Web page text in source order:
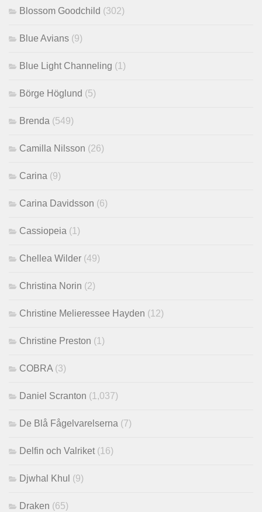
Blossom Goodchild (302)
Blue Avians (9)
Blue Light Channeling (1)
Börge Höglund (5)
Brenda (549)
Camilla Nilsson (26)
Carina (9)
Carina Davidsson (6)
Cassiopeia (1)
Chellea Wilder (49)
Christina Norin (2)
Christine Melieressee Hayden (12)
Christine Preston (1)
COBRA (3)
Daniel Scranton (1,037)
De Blå Fågelvarelserna (7)
Delfin och Valriket (16)
Djwhal Khul (9)
Draken (65)